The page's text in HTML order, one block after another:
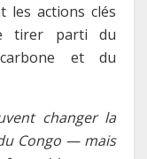
les actions clés
tirer parti du
et du
changer la
Congo — mais